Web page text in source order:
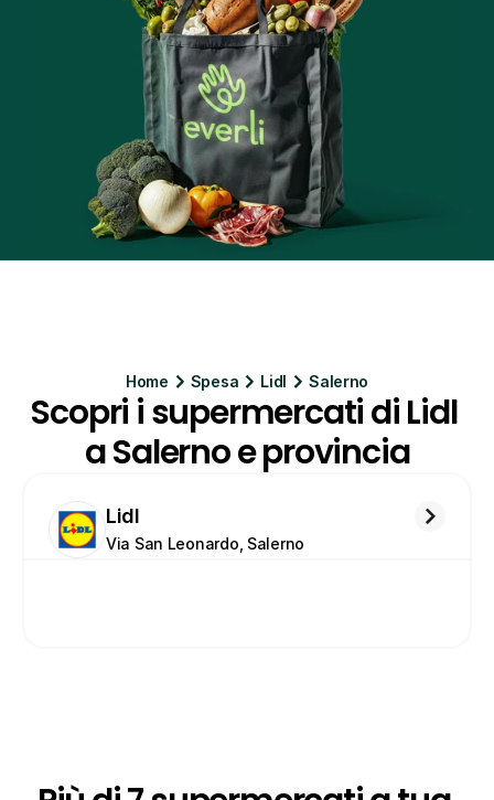
Home Spesa Lidl Salerno
Scopri i supermercati di Lidl
a Salerno e provincia
Lidl
Via San Leonardo, Salerno